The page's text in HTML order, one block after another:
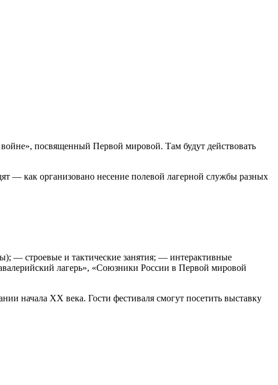
войне», посвященный Первой мировой. Там будут действовать
— как организовано несение полевой лагерной службы разных
— строевые и тактические занятия; — интерактивные
лагерь», «Союзники России в Первой мировой
начала XX века. Гости фестиваля смогут посетить выставку